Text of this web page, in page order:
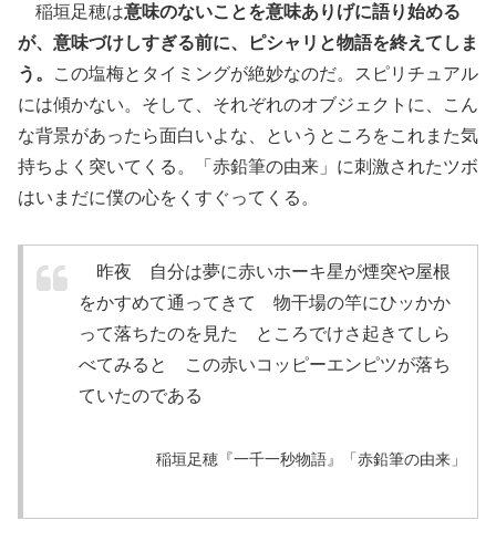
稲垣足穂は意味のないことを意味ありげに語り始める
が、意味づけしすぎる前に、ピシャリと物語を終えてしま
う。
この塩梅とタイミングが絶妙なのだ。スピリチュアル
には傾かない。そして、それぞれのオブジェクトに、こん
な背景があったら面白いよな、というところをこれまた気
持ちよく突いてくる。「赤鉛筆の由来」に刺激されたツボ
はいまだに僕の心をくすぐってくる。
昨夜 自分は夢に赤いホーキ星が煙突や屋根
をかすめて通ってきて 物干場の竿にひッかか
って落ちたのを見た ところでけさ起きてしら
べてみると この赤いコッピーエンピツが落ち
ていたのである
稲垣足穂『一千一秒物語』「赤鉛筆の由来」